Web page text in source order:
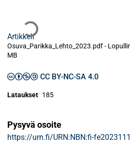
Ladataan...
Artikkeli
Osuva_Parikka_Lehto_2023.pdf -
MB
CC BY-NC-SA 4.0
Lataukset 185
Pysyvä osoite
https://urn.fi/URN:NBN:fi-